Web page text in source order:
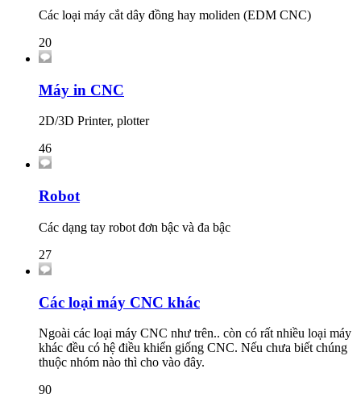
Các loại máy cắt dây đồng hay moliden (EDM CNC)
20
Máy in CNC
2D/3D Printer, plotter
46
Robot
Các dạng tay robot đơn bậc và đa bậc
27
Các loại máy CNC khác
Ngoài các loại máy CNC như trên.. còn có rất nhiều loại máy
khác đều có hệ điều khiển giống CNC. Nếu chưa biết chúng
thuộc nhóm nào thì cho vào đây.
90